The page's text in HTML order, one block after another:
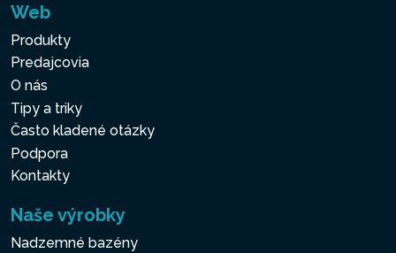
Web
Produkty
Predajcovia
O nás
Tipy a triky
Často kladené otázky
Podpora
Kontakty
Naše výrobky
Nadzemné bazény